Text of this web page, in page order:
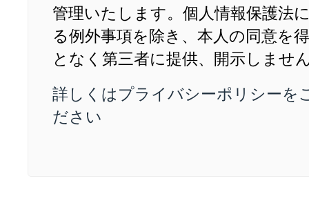
管理いたします。個人情報保護法
る例外事項を除き、本人の同意を
となく第三者に提供、開示しませ
詳しくはプライバシーポリシーを
ださい